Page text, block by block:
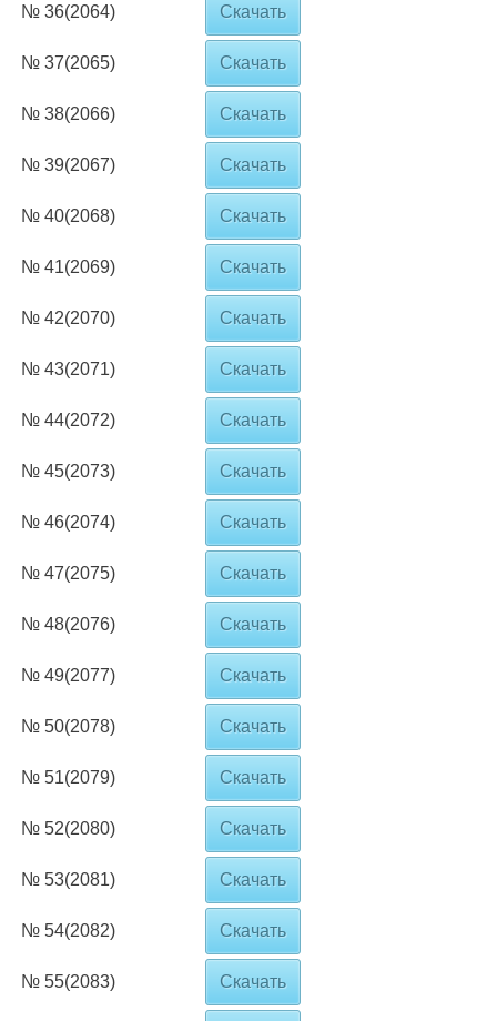
№ 36(2064) Скачать
№ 37(2065) Скачать
№ 38(2066) Скачать
№ 39(2067) Скачать
№ 40(2068) Скачать
№ 41(2069) Скачать
№ 42(2070) Скачать
№ 43(2071) Скачать
№ 44(2072) Скачать
№ 45(2073) Скачать
№ 46(2074) Скачать
№ 47(2075) Скачать
№ 48(2076) Скачать
№ 49(2077) Скачать
№ 50(2078) Скачать
№ 51(2079) Скачать
№ 52(2080) Скачать
№ 53(2081) Скачать
№ 54(2082) Скачать
№ 55(2083) Скачать